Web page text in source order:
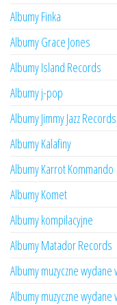
Albumy Finka
Albumy Grace Jones
Albumy Island Records
Albumy j-pop
Albumy Jimmy Jazz Records
Albumy Kalafiny
Albumy Karrot Kommando
Albumy Komet
Albumy kompilacyjne
Albumy Matador Records
Albumy muzyczne wydane
Albumy muzyczne wydane